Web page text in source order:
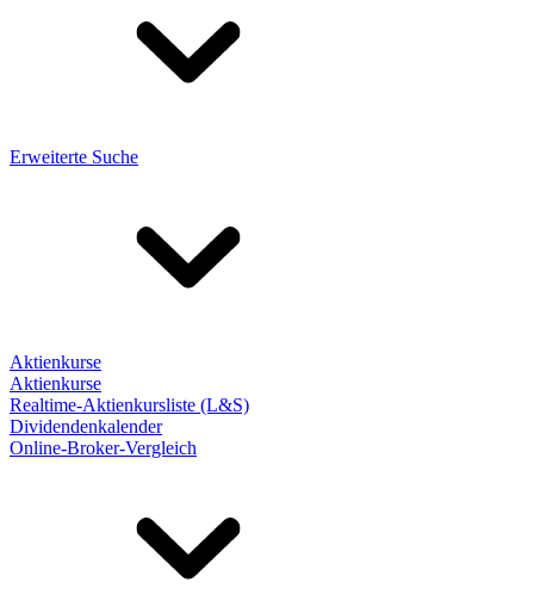
Erweiterte Suche
Aktienkurse
Aktienkurse
Realtime-Aktienkursliste (L&S)
Dividendenkalender
Online-Broker-Vergleich